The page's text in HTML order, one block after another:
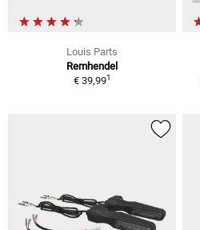
Louis Parts
Remhendel
€ 39,991